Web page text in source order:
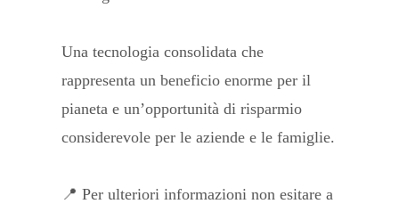
Una tecnologia consolidata che
rappresenta un beneficio enorme per il
pianeta e un’opportunità di risparmio
considerevole per le aziende e le famiglie.
📍 Per ulteriori informazioni non esitare a